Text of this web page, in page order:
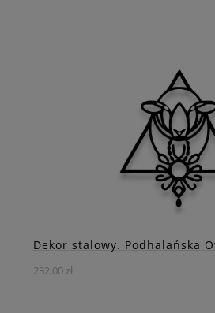
Odkryj harmonię między
DO
ZOBACZ
Dekor stalowy. Podhalańska
232,00 zł